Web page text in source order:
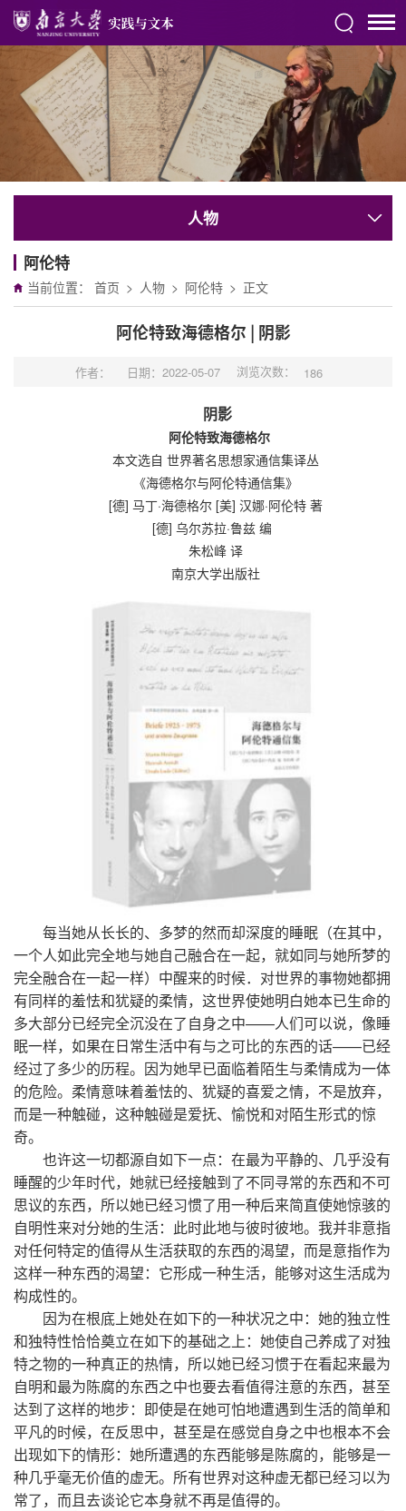
人物
阿伦特
当前位置： 首页 > 人物 > 阿伦特 > 正文
阿伦特致海德格尔 | 阴影
作者： 日期：2022-05-07 浏览次数： 186
阴影
阿伦特致海德格尔
本文选自 世界著名思想家通信集译丛
《海德格尔与阿伦特通信集》
[德] 马丁·海德格尔 [美] 汉娜·阿伦特 著
[德] 乌尔苏拉·鲁兹 编
朱松峰 译
南京大学出版社
每当她从长长的、多梦的然而却深度的睡眠（在其中，
一个人如此完全地与她自己融合在一起，就如同与她所梦的
完全融合在一起一样）中醒来的时候．对世界的事物她都拥
有同样的羞怯和犹疑的柔情，这世界使她明白她本已生命的
多大部分已经完全沉没在了自身之中——人们可以说，像睡
眠一样，如果在日常生活中有与之可比的东西的话——已经
经过了多少的历程。因为她早已面临着陌生与柔情成为一体
的危险。柔情意味着羞怯的、犹疑的喜爱之情，不是放弃，
而是一种触碰，这种触碰是爱抚、愉悦和对陌生形式的惊
奇。
也许这一切都源自如下一点：在最为平静的、几乎没有
睡醒的少年时代，她就已经接触到了不同寻常的东西和不可
思议的东西，所以她已经习惯了用一种后来简直使她惊骇的
自明性来对分她的生活：此时此地与彼时彼地。我并非意指
对任何特定的值得从生活获取的东西的渴望，而是意指作为
这样一种东西的渴望：它形成一种生活，能够对这生活成为
构成性的。
因为在根底上她处在如下的一种状况之中：她的独立性
和独特性恰恰奠立在如下的基础之上：她使自己养成了对独
特之物的一种真正的热情，所以她已经习惯于在看起来最为
自明和最为陈腐的东西之中也要去看值得注意的东西，甚至
达到了这样的地步：即使是在她可怕地遭遇到生活的简单和
平凡的时候，在反思中，甚至是在感觉自身之中也根本不会
出现如下的情形：她所遭遇的东西能够是陈腐的，能够是一
种几乎毫无价值的虚无。所有世界对这种虚无都已经习以为
常了，而且去谈论它本身就不再是值得的。